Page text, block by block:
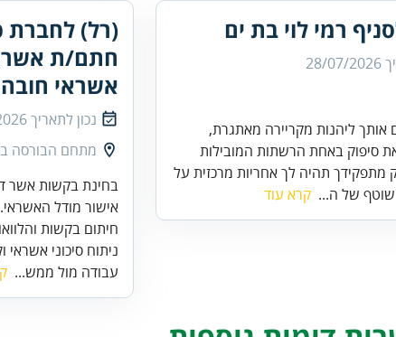
רמי לוי בת ים
28/07/2026
אותך ליהנות מקריירה מאתגרת,
סיפוק באחת הרשתות המובילות
מתפקידך תהיה לך אחריות מרכזית על
שוטף של ה... קרא עוד
(רל) לחברת
חתם/ת
אשראי
נכון לתאריך
מתחם הבורסה
בחינת בקשות אשר
ניתוח סיכוני
עבודה מול ממש...